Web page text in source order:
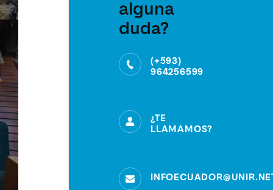
alguna
duda?
(+593)
964256599
¿TE
LLAMAMOS?